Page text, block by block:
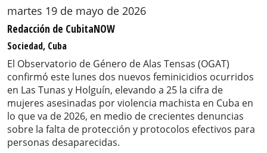
martes 19 de mayo de 2026
Redacción de CubitaNOW
Sociedad, Cuba
El Observatorio de Género de Alas Tensas (OGAT)
confirmó este lunes dos nuevos feminicidios ocurridos
en Las Tunas y Holguín, elevando a 25 la cifra de
mujeres asesinadas por violencia machista en Cuba en
lo que va de 2026, en medio de crecientes denuncias
sobre la falta de protección y protocolos efectivos para
personas desaparecidas.